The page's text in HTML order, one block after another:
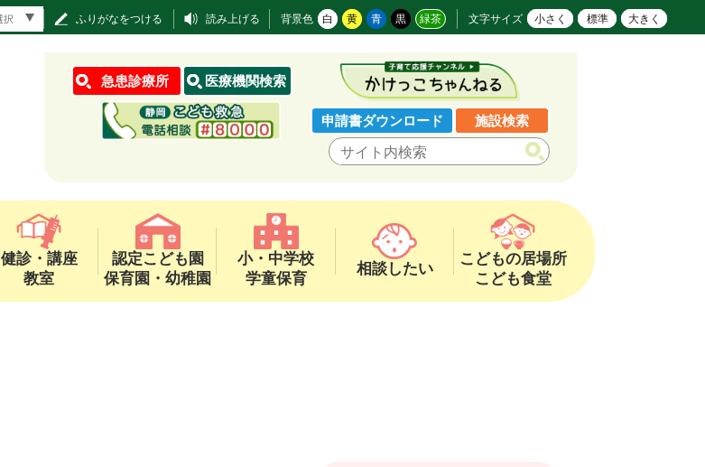
ふりがなをつける 読み上げる 背景色 白 黄 青 黒 緑茶 文字サイズ 小さく 標準 大きく
急患診療所 医療機関検索
申請書ダウンロード 施設検索
健診・講座
教室
認定こども園
保育園・幼稚園
小・中学校
学童保育
相談したい
こどもの居場所
こども食堂